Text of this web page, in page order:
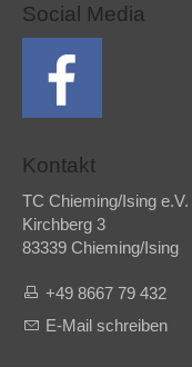
Social Media
Kontakt
TC Chieming/Ising e.V.
Kirchberg 3
83339 Chieming/Ising
+49 8667 79 432
E-Mail schreiben